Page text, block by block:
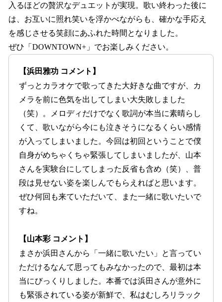
入るほどの贅沢なデュエットが実現。歌い終わった後に
は、お互いに照れ笑いを浮かべながらも、確かな手応え
を感じさせる笑顔にあふれた時間となりました。
ぜひ「DOWNTOWN+」でお楽しみください。
【浜田雅功 コメント】
ずっとカラオケで歌ってきた大好きな曲ですが、カ
メラを前に色気を出してしまい大失敗しました
（笑）。メロディだけでなく歌詞が本当に素晴らし
くて、歌いながら今にも泣きそうになるくらい感情
が入ってしまいました。今回は初回ということで僕
自身がめちゃくちゃ緊張してしまいましたが、山本
さんを実験台にしてしまった反省も含め（笑）、普
段は見せない姿を楽しんでもらえればと思います。
ぜひ何回も来ていただいて、また一緒に歌いたいで
すね。
【山本彩 コメント】
まさか浜田さんから「一緒に歌いたい」と言ってい
ただけるなんて思ってもみなかったので、最初は本
当にびっくりしました。本番では浜田さんが意外に
も緊張されている姿が新鮮で、私はむしろリラック